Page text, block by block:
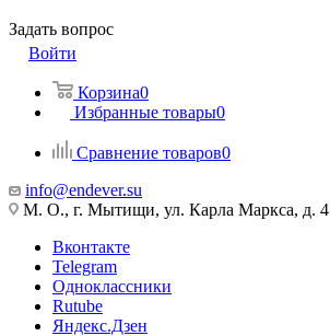
Задать вопрос
Войти
Корзина0
Избранные товары0
Сравнение товаров0
info@endever.su
М. О., г. Мытищи, ул. Карла Маркса, д. 4
Вконтакте
Telegram
Одноклассники
Rutube
Яндекс.Дзен